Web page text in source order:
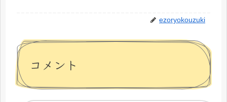
ezoryokouzuki
コメント